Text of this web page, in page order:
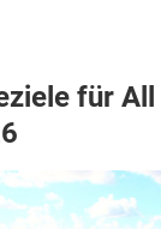
für